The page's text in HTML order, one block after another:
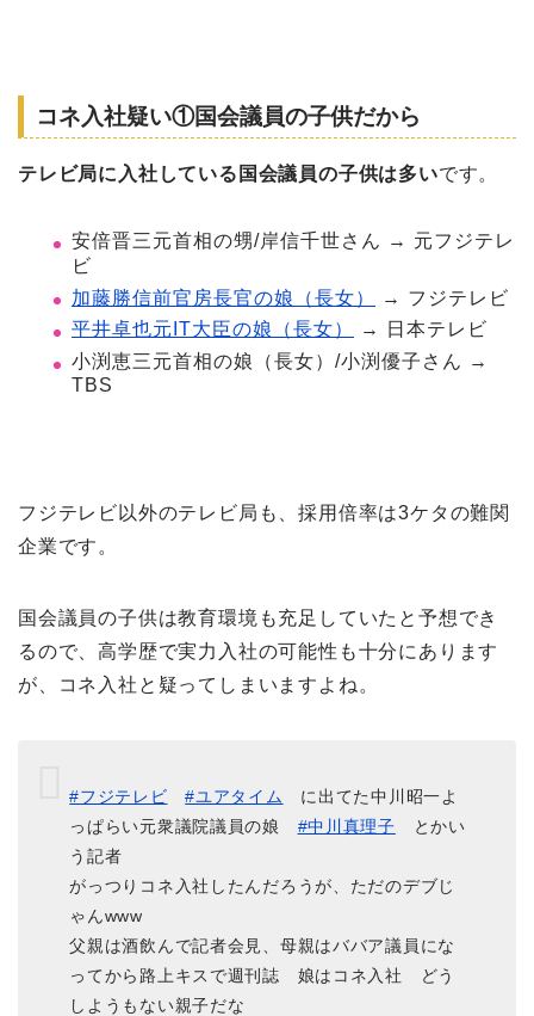
コネ入社疑い①国会議員の子供だから
テレビ局に入社している国会議員の子供は多いです。
安倍晋三元首相の甥/岸信千世さん → 元フジテレ
ビ
加藤勝信前官房長官の娘（長女）
→ フジテレビ
平井卓也元IT大臣の娘（長女）
→ 日本テレビ
小渕恵三元首相の娘（長女）/小渕優子さん →
TBS
フジテレビ以外のテレビ局も、採用倍率は3ケタの難関
企業です。
国会議員の子供は教育環境も充足していたと予想でき
るので、高学歴で実力入社の可能性も十分にあります
が、コネ入社と疑ってしまいますよね。
#フジテレビ #ユアタイム に出てた中川昭一よ
っぱらい元衆議院議員の娘 #中川真理子 とかい
う記者
がっつりコネ入社したんだろうが、ただのデブじ
ゃんwww
父親は酒飲んで記者会見、母親はババア議員にな
ってから路上キスで週刊誌 娘はコネ入社 どう
しようもない親子だな